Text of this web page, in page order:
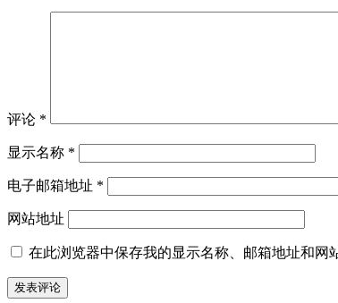
评论 *
显示名称 *
电子邮箱地址 *
网站地址
在此浏览器中保存我的显示名称、邮箱地址和网